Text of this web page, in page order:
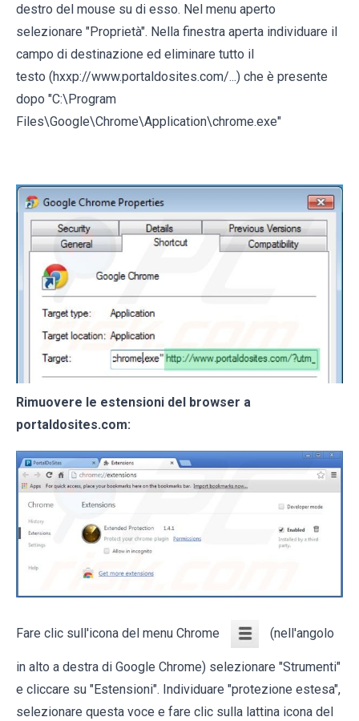
destro del mouse su di esso. Nel menu aperto
selezionare "Proprietà". Nella finestra aperta individuare il
campo di destinazione ed eliminare tutto il
testo (hxxp://www.portaldosites.com/...) che è presente
dopo "C:\Program
Files\Google\Chrome\Application\chrome.exe"
Rimuovere le estensioni del browser a
portaldosites.com:
Fare clic sull'icona del menu Chrome (nell'angolo
in alto a destra di Google Chrome) selezionare "Strumenti"
e cliccare su "Estensioni". Individuare "protezione estesa",
selezionare questa voce e fare clic sulla lattina icona del